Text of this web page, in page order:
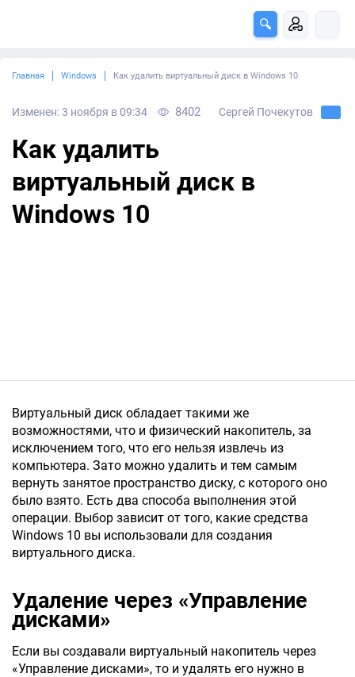
Главная Windows Как удалить виртуальный диск в Windows 10
Изменен: 3 ноября в 09:34 8402 Сергей Почекутов
Как удалить
виртуальный диск в
Windows 10
Виртуальный диск обладает такими же
возможностями, что и физический накопитель, за
исключением того, что его нельзя извлечь из
компьютера. Зато можно удалить и тем самым
вернуть занятое пространство диску, с которого оно
было взято. Есть два способа выполнения этой
операции. Выбор зависит от того, какие средства
Windows 10 вы использовали для создания
виртуального диска.
Удаление через «Управление
дисками»
Если вы создавали виртуальный накопитель через
«Управление дисками», то и удалять его нужно в